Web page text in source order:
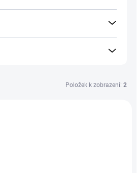
Položek k zobrazení: 2